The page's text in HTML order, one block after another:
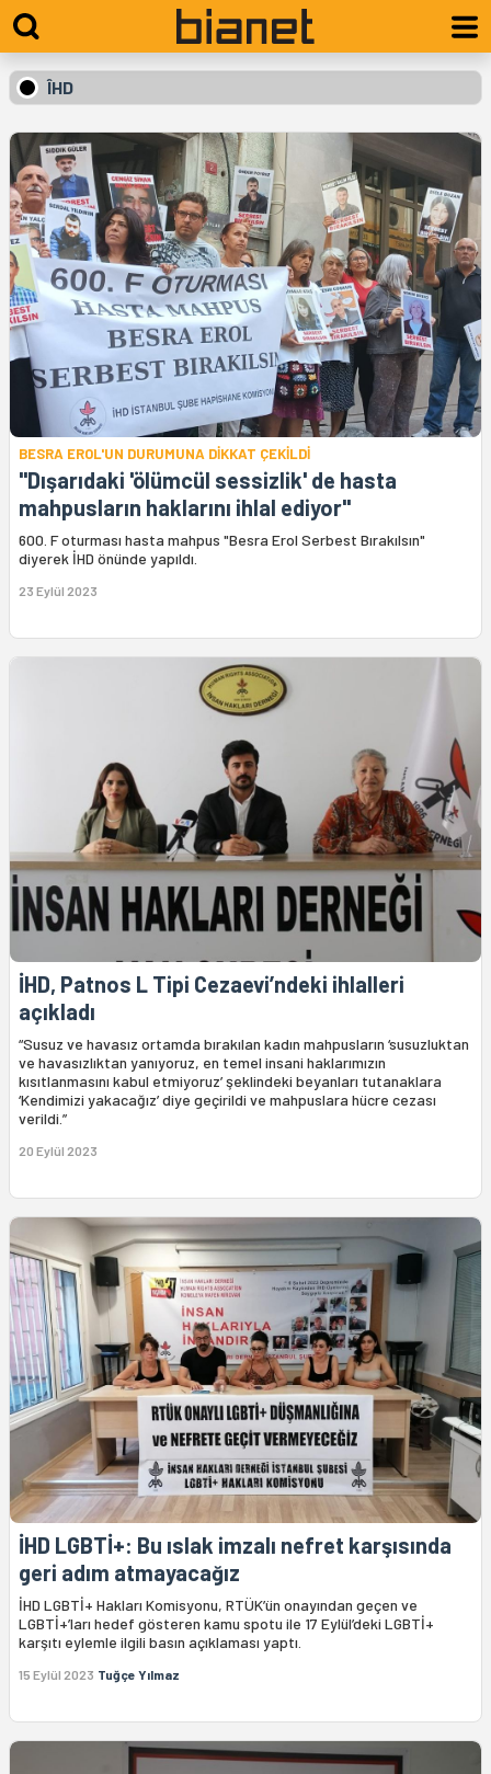
ÎHD
BESRA EROL'UN DURUMUNA DİKKAT ÇEKİLDİ
"Dışarıdaki 'ölümcül sessizlik' de hasta
mahpusların haklarını ihlal ediyor"
600. F oturması hasta mahpus "Besra Erol Serbest Bırakılsın"
diyerek İHD önünde yapıldı.
23 Eylül 2023
İHD, Patnos L Tipi Cezaevi’ndeki ihlalleri
açıkladı
“Susuz ve havasız ortamda bırakılan kadın mahpusların ‘susuzluktan
ve havasızlıktan yanıyoruz, en temel insani haklarımızın
kısıtlanmasını kabul etmiyoruz’ şeklindeki beyanları tutanaklara
‘Kendimizi yakacağız’ diye geçirildi ve mahpuslara hücre cezası
verildi.”
20 Eylül 2023
İHD LGBTİ+: Bu ıslak imzalı nefret karşısında
geri adım atmayacağız
İHD LGBTİ+ Hakları Komisyonu, RTÜK’ün onayından geçen ve
LGBTİ+’ları hedef gösteren kamu spotu ile 17 Eylül’deki LGBTİ+
karşıtı eylemle ilgili basın açıklaması yaptı.
15 Eylül 2023 Tuğçe Yılmaz